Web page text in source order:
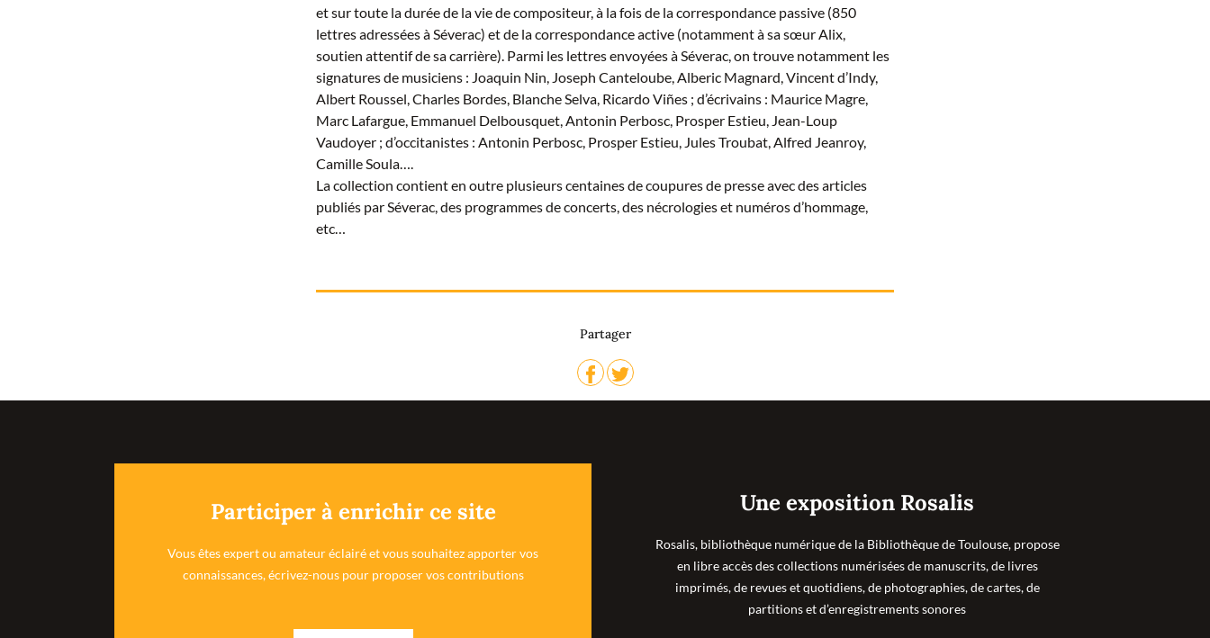
et sur toute la durée de la vie de compositeur, à la fois de la correspondance passive (850
lettres adressées à Séverac) et de la correspondance active (notamment à sa sœur Alix,
soutien attentif de sa carrière). Parmi les lettres envoyées à Séverac, on trouve notamment les
signatures de musiciens : Joaquin Nin, Joseph Canteloube, Alberic Magnard, Vincent d’Indy,
Albert Roussel, Charles Bordes, Blanche Selva, Ricardo Viñes ; d’écrivains : Maurice Magre,
Marc Lafargue, Emmanuel Delbousquet, Antonin Perbosc, Prosper Estieu, Jean-Loup
Vaudoyer ; d’occitanistes : Antonin Perbosc, Prosper Estieu, Jules Troubat, Alfred Jeanroy,
Camille Soula….
La collection contient en outre plusieurs centaines de coupures de presse avec des articles
publiés par Séverac, des programmes de concerts, des nécrologies et numéros d’hommage,
etc…
Partager
Participer à enrichir ce site
Vous êtes expert ou amateur éclairé et vous souhaitez apporter vos
connaissances, écrivez-nous pour proposer vos contributions
Une exposition Rosalis
Rosalis, bibliothèque numérique de la Bibliothèque de Toulouse, propose
en libre accès des collections numérisées de manuscrits, de livres
imprimés, de revues et quotidiens, de photographies, de cartes, de
partitions et d’enregistrements sonores